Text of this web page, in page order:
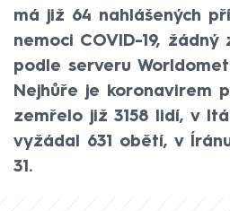
má již 64 nahlášených
nemoci COVID-19, žádný
podle serveru
Nejhůře je koronavirem
zemřelo již 3158 lidí, v
vyžádal 631 obětí, v
31.